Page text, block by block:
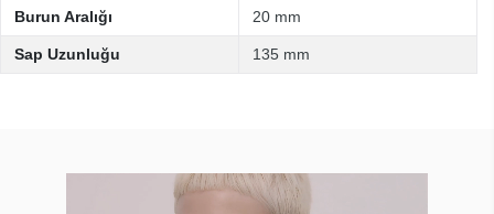
Burun Aralığı 20 mm
Sap Uzunluğu 135 mm